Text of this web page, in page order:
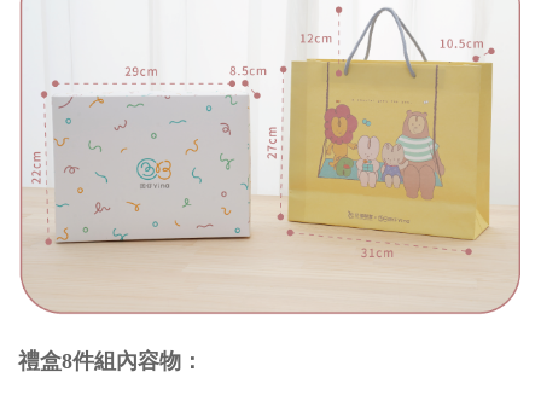
禮盒8件組內容物：